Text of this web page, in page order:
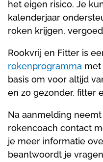
het eigen risico. Je
kalenderjaar
roken krijgen,
Rookvrij en Fitter is
rokenprogramma met
basis om voor altijd
en zo gezonder, fitter
Na aanmelding
rokencoach contact
je meer informatie
beantwoordt je